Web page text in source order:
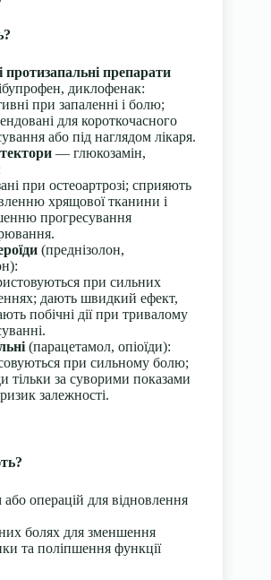
протизапальні препарати
диклофенак:
при запаленні і болю;
для короткочасного
або під наглядом лікаря.
— глюкозамін,
при остеоартрозі; сприяють
хрящової тканини і
прогресування
(преднізолон,
при сильних
дають швидкий ефект,
побічні дії при тривалому
(парацетамол, опіоїди):
при сильному болю;
тільки за суворими показами
залежності.
або операцій для відновлення
болях для зменшення
та поліпшення функції